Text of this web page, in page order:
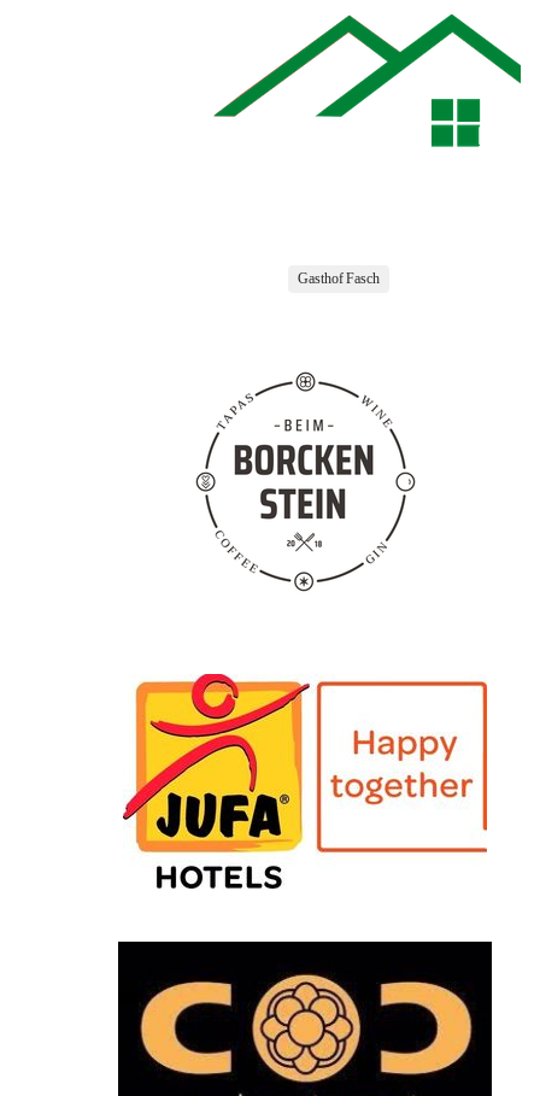
Gasthof Fasch